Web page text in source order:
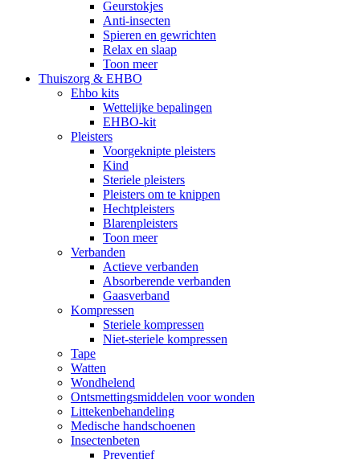
Geurstokjes
Anti-insecten
Spieren en gewrichten
Relax en slaap
Toon meer
Thuiszorg & EHBO
Ehbo kits
Wettelijke bepalingen
EHBO-kit
Pleisters
Voorgeknipte pleisters
Kind
Steriele pleisters
Pleisters om te knippen
Hechtpleisters
Blarenpleisters
Toon meer
Verbanden
Actieve verbanden
Absorberende verbanden
Gaasverband
Kompressen
Steriele kompressen
Niet-steriele kompressen
Tape
Watten
Wondhelend
Ontsmettingsmiddelen voor wonden
Littekenbehandeling
Medische handschoenen
Insectenbeten
Preventief